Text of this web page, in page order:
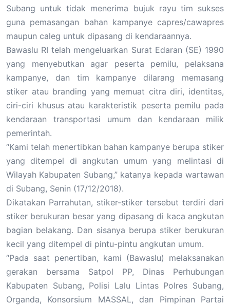
Subang untuk tidak menerima bujuk rayu tim sukses
guna pemasangan bahan kampanye capres/cawapres
maupun caleg untuk dipasang di kendaraannya.
Bawaslu RI telah mengeluarkan Surat Edaran (SE) 1990
yang menyebutkan agar peserta pemilu, pelaksana
kampanye, dan tim kampanye dilarang memasang
stiker atau branding yang memuat citra diri, identitas,
ciri-ciri khusus atau karakteristik peserta pemilu pada
kendaraan transportasi umum dan kendaraan milik
pemerintah.
“Kami telah menertibkan bahan kampanye berupa stiker
yang ditempel di angkutan umum yang melintasi di
Wilayah Kabupaten Subang,” katanya kepada wartawan
di Subang, Senin (17/12/2018).
Dikatakan Parrahutan, stiker-stiker tersebut terdiri dari
stiker berukuran besar yang dipasang di kaca angkutan
bagian belakang. Dan sisanya berupa stiker berukuran
kecil yang ditempel di pintu-pintu angkutan umum.
“Pada saat penertiban, kami (Bawaslu) melaksanakan
gerakan bersama Satpol PP, Dinas Perhubungan
Kabupaten Subang, Polisi Lalu Lintas Polres Subang,
Organda, Konsorsium MASSAL, dan Pimpinan Partai